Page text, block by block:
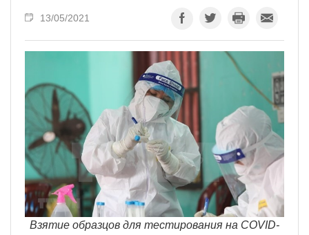
13/05/2021
Взятие образцов для тестирования на COVID-